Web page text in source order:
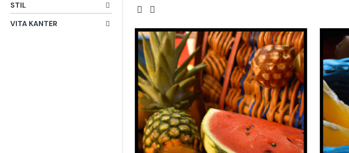
VITA KANTER
STIL